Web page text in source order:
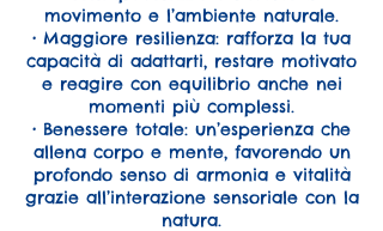
movimento e l’ambiente naturale.
• Maggiore resilienza: rafforza la tua
capacità di adattarti, restare motivato
e reagire con equilibrio anche nei
momenti più complessi.
• Benessere totale: un’esperienza che
allena corpo e mente, favorendo un
profondo senso di armonia e vitalità
grazie all’interazione sensoriale con la
natura.